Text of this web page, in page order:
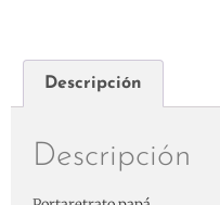
Descripción
Descripción